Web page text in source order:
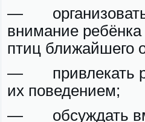
— организовать
внимание
птиц ближайшего
— привлекать
их поведением;
— обсуждать